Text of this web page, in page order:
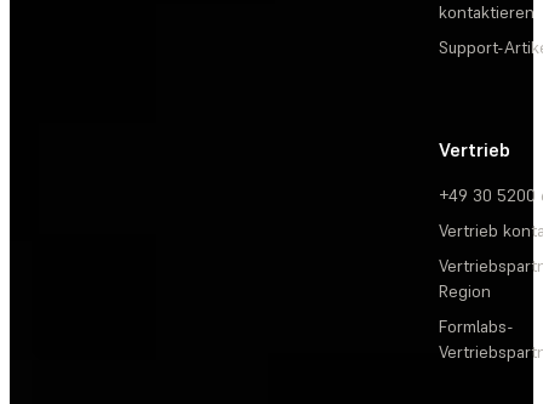
kontaktieren
Support-
Vertrieb
+49 30 5200
Vertrieb
Region
Formlabs-